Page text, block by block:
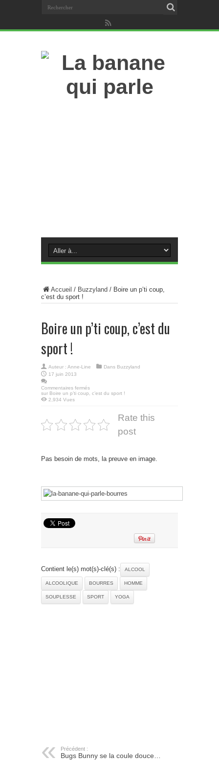
Accueil / Buzzyland / Boire un p’ti coup,
c’est du sport !
Boire un p’ti coup, c’est du
sport !
Auteur : Anne-Line Dans Buzzyland
17 juin 2013
Commentaires fermés
sur Boire un p’ti coup, c’est du sport !
2,934 Vues
Rate this
post
Pas besoin de mots, la preuve en image.
Contient le(s) mot(s)-clé(s) : ALCOOL
ALCOOLIQUE BOURRES HOMME
SOUPLESSE SPORT YOGA
Précédent :
Bugs Bunny se la coule douce…